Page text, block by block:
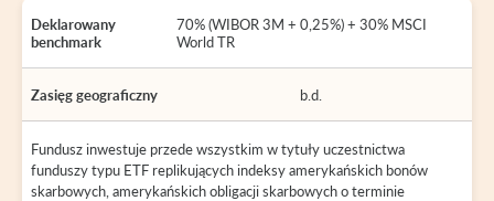
Deklarowany
benchmark
70% (WIBOR 3M + 0,25%) + 30% MSCI
World TR
Zasięg geograficzny b.d.
Fundusz inwestuje przede wszystkim w tytuły uczestnictwa
funduszy typu ETF replikujących indeksy amerykańskich bonów
skarbowych, amerykańskich obligacji skarbowych o terminie